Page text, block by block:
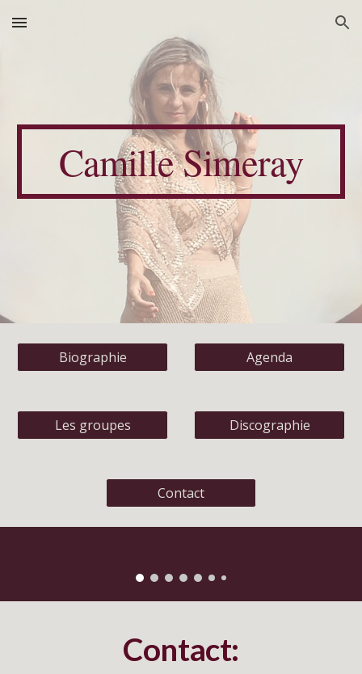
Skip to main content Skip to navigation
Camille Simeray
Biographie Agenda
Les groupes Discographie
Contact
Contact: